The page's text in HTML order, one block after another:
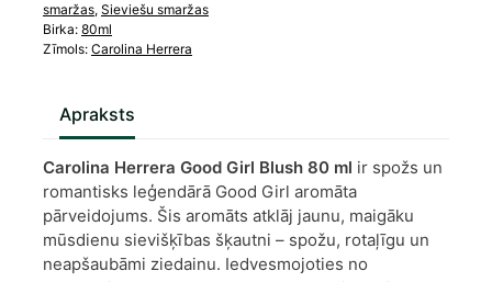
smaržas, Sieviešu smaržas
Birka: 80ml
Zīmols: Carolina Herrera
Apraksts
Carolina Herrera Good Girl Blush 80 ml ir spožs un
romantisks leģendārā Good Girl aromāta
pārveidojums. Šis aromāts atklāj jaunu, maigāku
mūsdienu sievišķības šķautni – spožu, rotaļīgu un
neapšaubāmi ziedainu. Iedvesmojoties no